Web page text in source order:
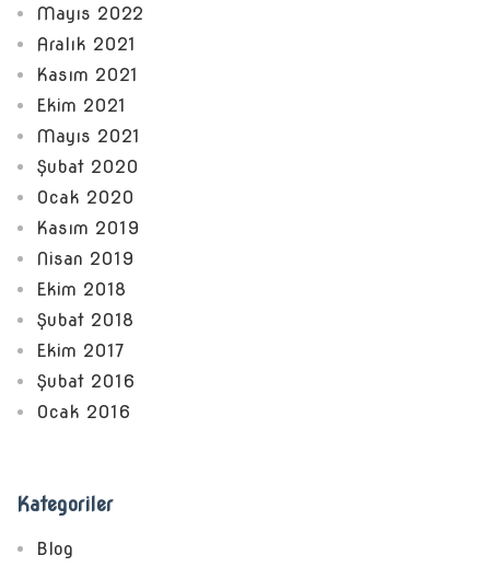
Mayıs 2022
Aralık 2021
Kasım 2021
Ekim 2021
Mayıs 2021
Şubat 2020
Ocak 2020
Kasım 2019
Nisan 2019
Ekim 2018
Şubat 2018
Ekim 2017
Şubat 2016
Ocak 2016
Kategoriler
Blog